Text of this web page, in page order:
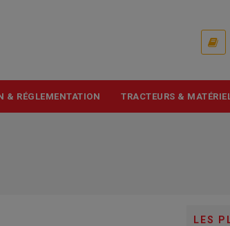
& RÉGLEMENTATION TRACTEURS &
LES